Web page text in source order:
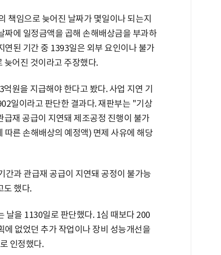
책임으로 늦어진 날짜가 몇일이나 되는지
짜에 일정금액을 곱해 손해배상금을 부과하
연된 기간 중 1393일은 외부 요인이나 불가
늦어진 것이라고 주장했다.
원을 지급해야 한다고 봤다. 사업 지연 기
일이라고 판단한 결과다. 재판부는 "기상
재 공급이 지연돼 제조공정 진행이 불가
른 손해배상의 예정액) 면제 사유에 해당
과 관급재 공급이 지연돼 공정이 불가능
도 했다.
날을 1130일로 판단했다. 1심 때보다 200
에 없었던 추가 작업이나 장비 성능개선을
인정했다.